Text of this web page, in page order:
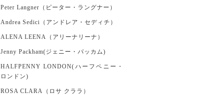
Peter Langner（ピーター・ラングナー）
Andrea Sedici（アンドレア・セディチ）
ALENA LEENA（アリーナリーナ）
Jenny Packham(ジェニー・パッカム)
HALFPENNY LONDON(ハーフペニー・
ロンドン)
ROSA CLARA（ロサ クララ）